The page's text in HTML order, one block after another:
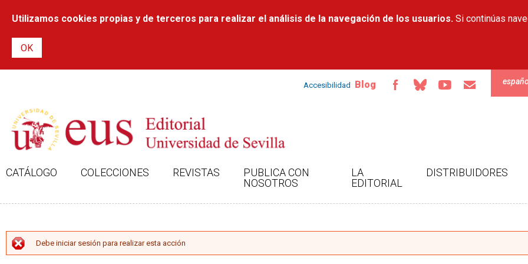
contenido
Utilizamos cookies propias y de terceros para realizar el análisis de la navegación de los usuarios. Si continúas
Accesibilidad Blog
CATÁLOGO COLECCIONES REVISTAS
PUBLICA CON
NOSOTROS
LA
EDITORIAL
DISTRIBUIDORES
MENSAJE DE ERROR
Debe iniciar sesión para realizar esta acción